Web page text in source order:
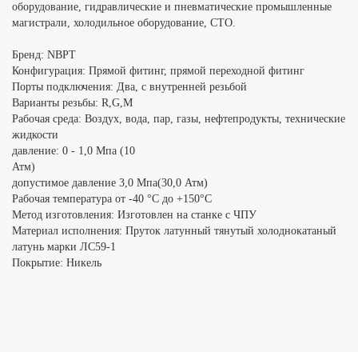
оборудование, гидравлические и пневматические промышленные
магистрали, холодильное оборудование, СТО.
Бренд: NBPT
Конфигурация: Прямой фитинг, прямой переходной фитинг
Порты подключения: Два, с внутренней резьбой
Варианты резьбы: R,G,M
Рабочая среда: Воздух, вода, пар, газы, нефтепродукты, технические
жидкости
давление: 0 - 1,0 Мпа (10
Атм)
допустимое давление 3,0 Мпа(30,0 Атм)
Рабочая температура от -40 °C до +150°C
Метод изготовления: Изготовлен на станке с ЧПУ
Материал исполнения: Пруток латунный тянутый холоднокатаный
латунь марки ЛС59-1
Покрытие: Никель